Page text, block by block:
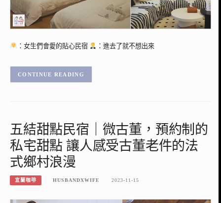
：女生們會愛的貼心民宿 ：進去了就不想出來
CONTINUE READING
五結甜點民宿｜微古董，預約制的
私宅甜點 讓人感受古董老件的法
式鄉村浪漫
宜蘭咖啡 HUSBANDXWIFE 2023-11-15